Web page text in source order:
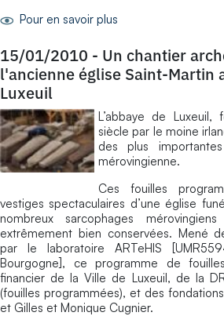
Pour en savoir plus
15/01/2010 - Un chantier
l'ancienne église Saint-Martin
Luxeuil
L’abbaye de
siècle par le moine
des plus
mérovingienne.
Ces fouilles
vestiges spectaculaires d’une église
nombreux sarcophages
extrêmement bien conservées. Mené
par le laboratoire ARTeHIS
Bourgogne], ce programme de
financier de la Ville de Luxeuil, de la
(fouilles programmées), et des
et Gilles et Monique Cugnier.